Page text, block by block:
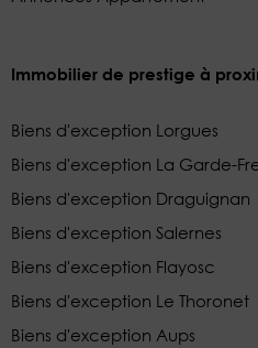
Immobilier de prestige à
Biens d'exception Lorgues
Biens d'exception La Garde-
Biens d'exception Draguignan
Biens d'exception Salernes
Biens d'exception Flayosc
Biens d'exception Le Thoronet
Biens d'exception Aups